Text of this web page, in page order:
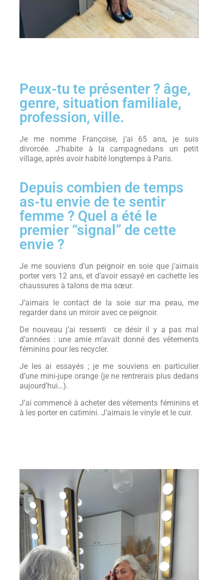
Peux-tu te présenter ? âge,
genre, situation familiale,
profession, ville.
Je me nomme Françoise, j’ai 65 ans, je suis
divorcée. J’habite à la campagnedans un petit
village, après avoir habité longtemps à Paris.
Depuis combien de temps
as-tu envie de te sentir
femme ? Quel a été le
premier “signal” de cette
envie ?
Je me souviens d’un peignoir en soie que j’aimais
porter vers 12 ans, et d’avoir essayé en cachette les
chaussures à talons de ma sœur.
J’aimais le contact de la soie sur ma peau, me
regarder dans un miroir avec ce peignoir.
De nouveau j’ai ressenti ce désir il y a pas mal
d’années : une amie m’avait donné des vêtements
féminins pour les recycler.
Je les ai essayés ; je me souviens en particulier
d’une mini-jupe orange (je ne rentrerais plus dedans
aujourd’hui…).
J’ai commencé à acheter des vêtements féminins et
à les porter en catimini. J’aimais le vinyle et le cuir.